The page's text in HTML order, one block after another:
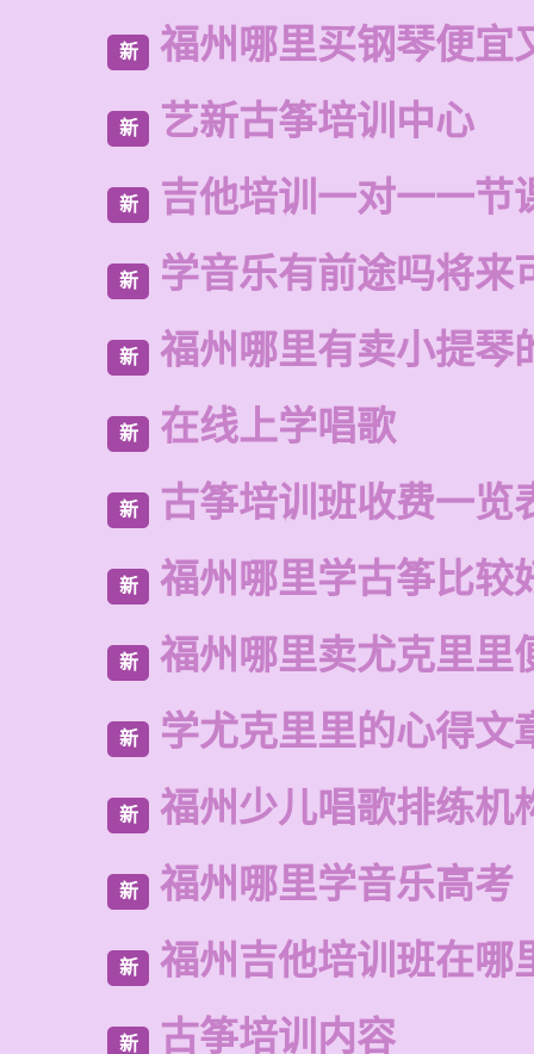
新 福州哪里买钢琴便宜
新 艺新古筝培训中心
新 吉他培训一对一一节
新 学音乐有前途吗将来
新 福州哪里有卖小提琴
新 在线上学唱歌
新 古筝培训班收费一览
新 福州哪里学古筝比较
新 福州哪里卖尤克里里
新 学尤克里里的心得文
新 福州少儿唱歌排练机
新 福州哪里学音乐高考
新 福州吉他培训班在哪
新 古筝培训内容